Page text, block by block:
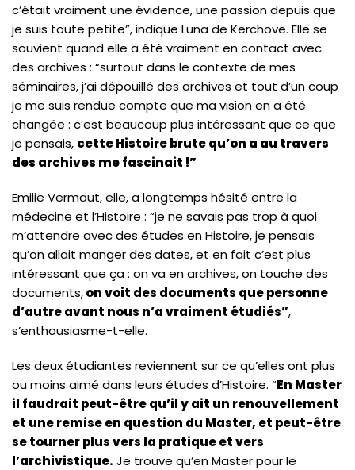
c’était vraiment une évidence, une passion depuis que
je suis toute petite”, indique Luna de Kerchove. Elle se
souvient quand elle a été vraiment en contact avec
des archives : “surtout dans le contexte de mes
séminaires, j’ai dépouillé des archives et tout d’un coup
je me suis rendue compte que ma vision en a été
changée : c’est beaucoup plus intéressant que ce que
je pensais, cette Histoire brute qu’on a au travers
des archives me fascinait !”
Emilie Vermaut, elle, a longtemps hésité entre la
médecine et l’Histoire : “je ne savais pas trop à quoi
m’attendre avec des études en Histoire, je pensais
qu’on allait manger des dates, et en fait c’est plus
intéressant que ça : on va en archives, on touche des
documents,on voit des documents que personne
d’autre avant nous n’a vraiment étudiés”,
s’enthousiasme-t-elle.
Les deux étudiantes reviennent sur ce qu’elles ont plus
ou moins aimé dans leurs études d’Histoire. “En Master
il faudrait peut-être qu’il y ait un renouvellement
et une remise en question du Master, et peut-être
se tourner plus vers la pratique et vers
l’archivistique. Je trouve qu’en Master pour le